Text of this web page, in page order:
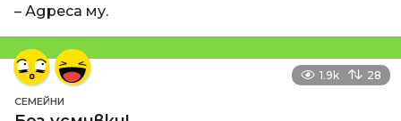
– Адреса му.
1.9k 28
СЕМЕЙНИ